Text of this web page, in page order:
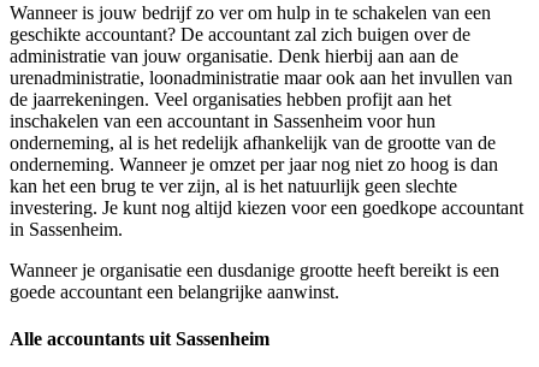
Wanneer is jouw bedrijf zo ver om hulp in te schakelen van een
geschikte accountant? De accountant zal zich buigen over de
administratie van jouw organisatie. Denk hierbij aan aan de
urenadministratie, loonadministratie maar ook aan het invullen van
de jaarrekeningen. Veel organisaties hebben profijt aan het
inschakelen van een accountant in Sassenheim voor hun
onderneming, al is het redelijk afhankelijk van de grootte van de
onderneming. Wanneer je omzet per jaar nog niet zo hoog is dan
kan het een brug te ver zijn, al is het natuurlijk geen slechte
investering. Je kunt nog altijd kiezen voor een goedkope accountant
in Sassenheim.
Wanneer je organisatie een dusdanige grootte heeft bereikt is een
goede accountant een belangrijke aanwinst.
Alle accountants uit Sassenheim